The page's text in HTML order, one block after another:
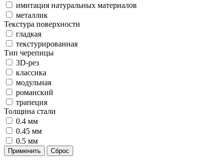
имитация натуральных материалов
металлик
Текстура поверхности
гладкая
текстурированная
Тип черепицы
3D-рез
классика
модульная
романский
трапеция
Толщина стали
0.4 мм
0.45 мм
0.5 мм